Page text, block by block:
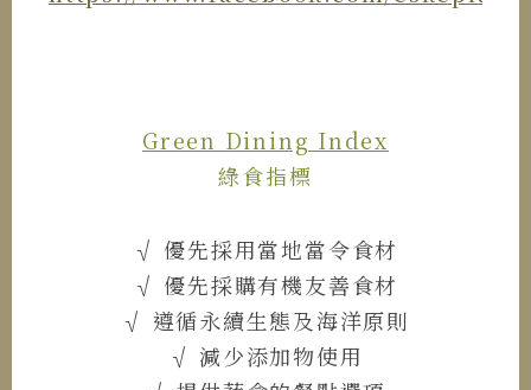
Green Dining Index
綠食指標
√ 優先採用當地當令食材
√ 優先採購有機友善食材
√ 遵循永續生態及海洋原則
√ 減少添加物使用